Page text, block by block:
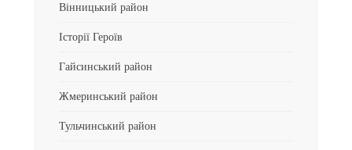
Вінницький район
Історії Героїв
Гайсинський район
Жмеринський район
Тульчинський район